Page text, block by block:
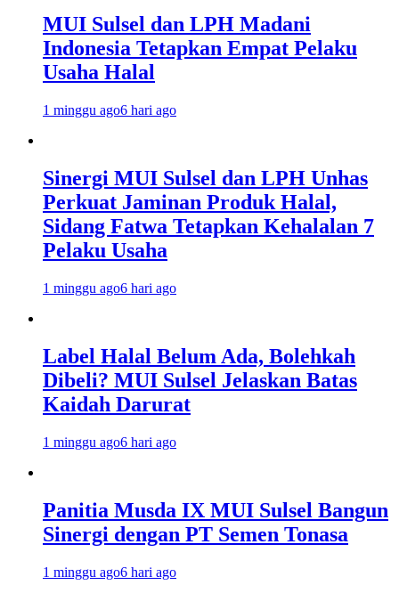
MUI Sulsel dan LPH Madani
Indonesia Tetapkan Empat Pelaku
Usaha Halal
1 minggu ago6 hari ago
Sinergi MUI Sulsel dan LPH Unhas
Perkuat Jaminan Produk Halal,
Sidang Fatwa Tetapkan Kehalalan 7
Pelaku Usaha
1 minggu ago6 hari ago
Label Halal Belum Ada, Bolehkah
Dibeli? MUI Sulsel Jelaskan Batas
Kaidah Darurat
1 minggu ago6 hari ago
Panitia Musda IX MUI Sulsel Bangun
Sinergi dengan PT Semen Tonasa
1 minggu ago6 hari ago